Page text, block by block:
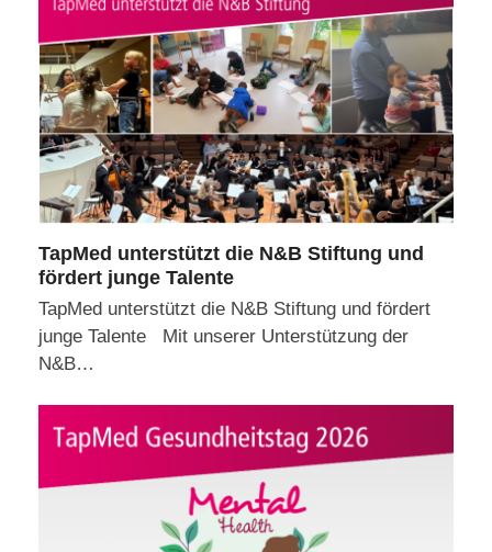
TapMed unterstützt die N&B Stiftung und
fördert junge Talente
TapMed unterstützt die N&B Stiftung und fördert
junge Talente Mit unserer Unterstützung der
N&B…